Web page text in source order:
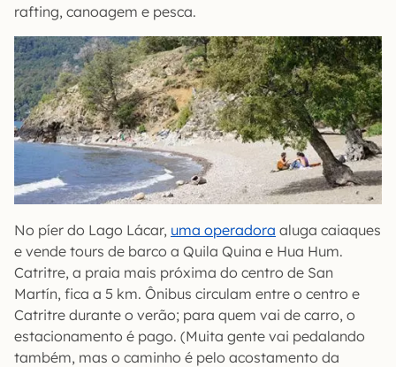
rafting, canoagem e pesca.
No píer do Lago Lácar, uma operadora aluga caiaques
e vende tours de barco a Quila Quina e Hua Hum.
Catritre, a praia mais próxima do centro de San
Martín, fica a 5 km. Ônibus circulam entre o centro e
Catritre durante o verão; para quem vai de carro, o
estacionamento é pago. (Muita gente vai pedalando
também, mas o caminho é pelo acostamento da